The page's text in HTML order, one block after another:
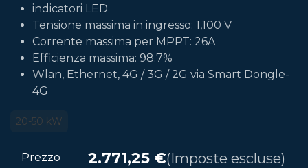
indicatori LED
Tensione massima in ingresso: 1,100 V
Corrente massima per MPPT: 26A
Efficienza massima: 98.7%
Wlan, Ethernet, 4G / 3G / 2G via Smart Dongle-
4G
20-50 kW
Prezzo 2.771,25 €(Imposte escluse)